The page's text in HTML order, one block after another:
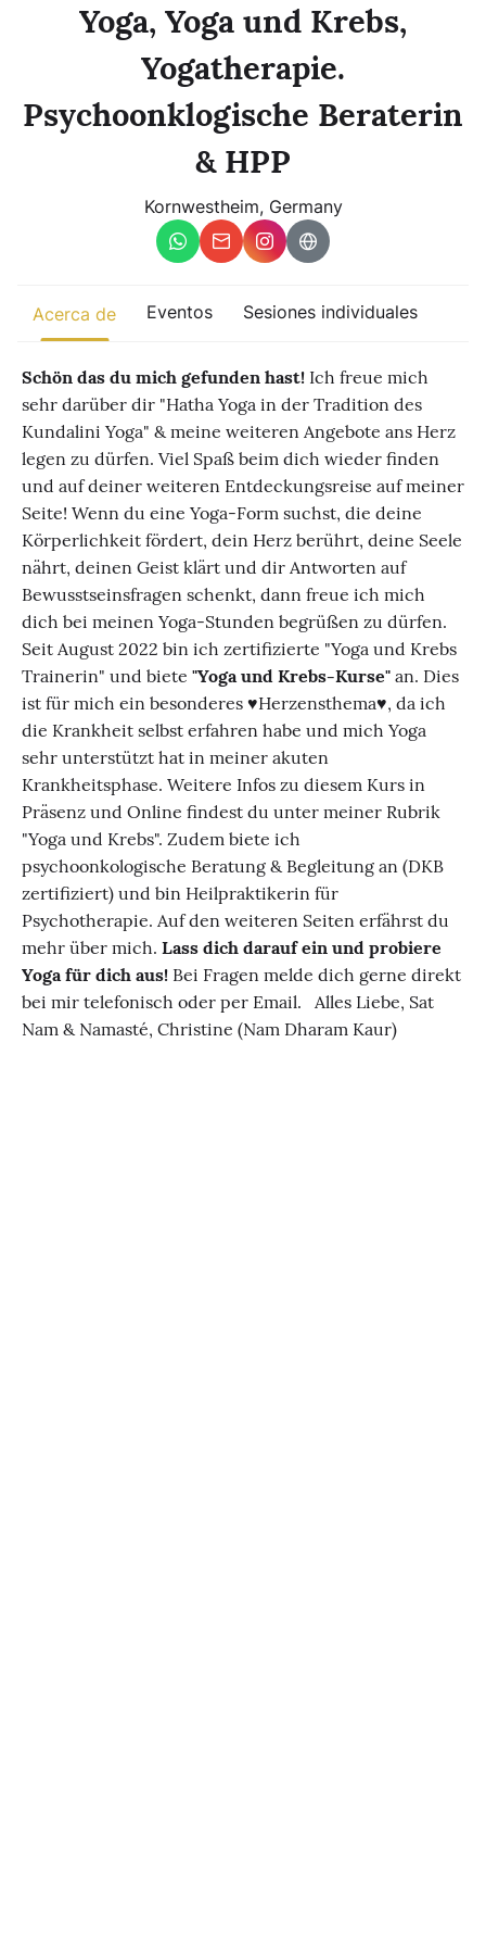
Encuentra eventos
populares en todo el
mundo
Una vista global de encuentros donde la conexión, la presencia y
Yoga, Yoga und Krebs,
Yogatherapie.
Psychoonklogische Beraterin
& HPP
Kornwestheim, Germany
Acerca de Eventos Sesiones individuales
Schön das du mich gefunden hast! Ich freue mich
sehr darüber dir "Hatha Yoga in der Tradition des
Kundalini Yoga" & meine weiteren Angebote ans Herz
legen zu dürfen. Viel Spaß beim dich wieder finden
und auf deiner weiteren Entdeckungsreise auf meiner
Seite! Wenn du eine Yoga-Form suchst, die deine
Körperlichkeit fördert, dein Herz berührt, deine Seele
nährt, deinen Geist klärt und dir Antworten auf
Bewusstseinsfragen schenkt, dann freue ich mich
dich bei meinen Yoga-Stunden begrüßen zu dürfen.
Seit August 2022 bin ich zertifizierte "Yoga und Krebs
Trainerin" und biete "Yoga und Krebs-Kurse" an. Dies
ist für mich ein besonderes ♥️Herzensthema♥️, da ich
die Krankheit selbst erfahren habe und mich Yoga
sehr unterstützt hat in meiner akuten
Krankheitsphase. Weitere Infos zu diesem Kurs in
Präsenz und Online findest du unter meiner Rubrik
"Yoga und Krebs". Zudem biete ich
psychoonkologische Beratung & Begleitung an (DKB
zertifiziert) und bin Heilpraktikerin für
Psychotherapie. Auf den weiteren Seiten erfährst du
mehr über mich. Lass dich darauf ein und probiere
Yoga für dich aus! Bei Fragen melde dich gerne direkt
bei mir telefonisch oder per Email. Alles Liebe, Sat
Nam & Namasté, Christine (Nam Dharam Kaur)